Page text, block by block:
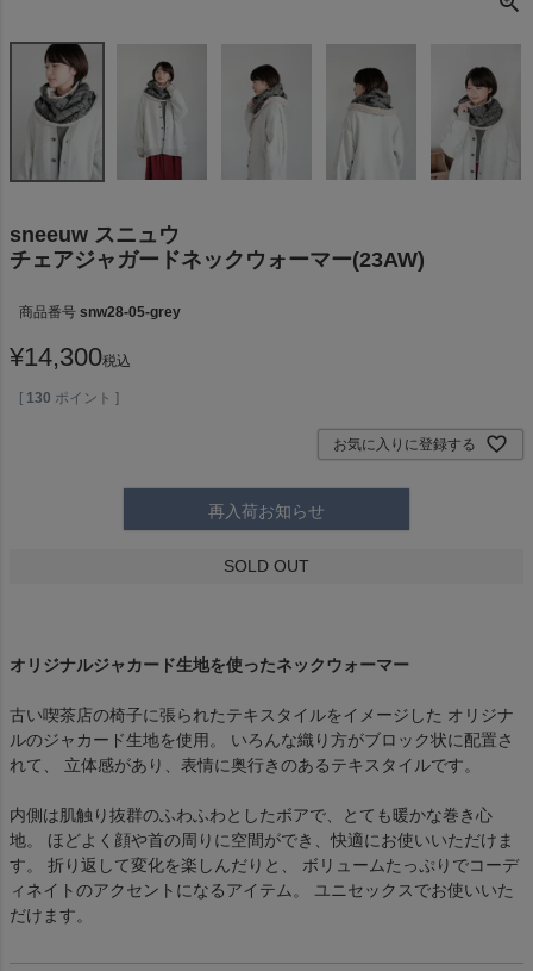
sneeuw スニュウ
チェアジャガードネックウォーマー(23AW)
商品番号 snw28-05-grey
¥14,300税込
[ 130 ポイント ]
お気に入りに登録する
再入荷お知らせ
SOLD OUT
オリジナルジャカード生地を使ったネックウォーマー
古い喫茶店の椅子に張られたテキスタイルをイメージした オリジナ
ルのジャカード生地を使用。 いろんな織り方がブロック状に配置さ
れて、 立体感があり、表情に奥行きのあるテキスタイルです。
内側は肌触り抜群のふわふわとしたボアで、とても暖かな巻き心
地。 ほどよく顔や首の周りに空間ができ、快適にお使いいただけま
す。 折り返して変化を楽しんだりと、 ボリュームたっぷりでコーデ
ィネイトのアクセントになるアイテム。 ユニセックスでお使いいた
だけます。